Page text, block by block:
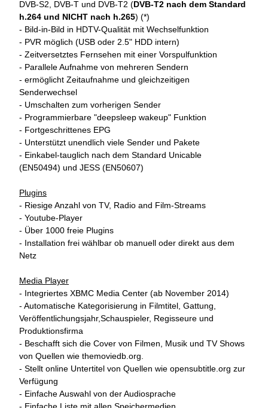
DVB-S2, DVB-T und DVB-T2 (DVB-T2 nach dem Standard
h.264 und NICHT nach h.265) (*)
- Bild-in-Bild in HDTV-Qualität mit Wechselfunktion
- PVR möglich (USB oder 2.5" HDD intern)
- Zeitversetztes Fernsehen mit einer Vorspulfunktion
- Parallele Aufnahme von mehreren Sendern
- ermöglicht Zeitaufnahme und gleichzeitigen
Senderwechsel
- Umschalten zum vorherigen Sender
- Programmierbare "deepsleep wakeup" Funktion
- Fortgeschrittenes EPG
- Unterstützt unendlich viele Sender und Pakete
- Einkabel-tauglich nach dem Standard Unicable
(EN50494) und JESS (EN50607)
Plugins
- Riesige Anzahl von TV, Radio and Film-Streams
- Youtube-Player
- Über 1000 freie Plugins
- Installation frei wählbar ob manuell oder direkt aus dem
Netz
Media Player
- Integriertes XBMC Media Center (ab November 2014)
- Automatische Kategorisierung in Filmtitel, Gattung,
Veröffentlichungsjahr,Schauspieler, Regisseure und
Produktionsfirma
- Beschafft sich die Cover von Filmen, Musik und TV Shows
von Quellen wie themoviedb.org.
- Stellt online Untertitel von Quellen wie opensubtitle.org zur
Verfügung
- Einfache Auswahl von der Audiosprache